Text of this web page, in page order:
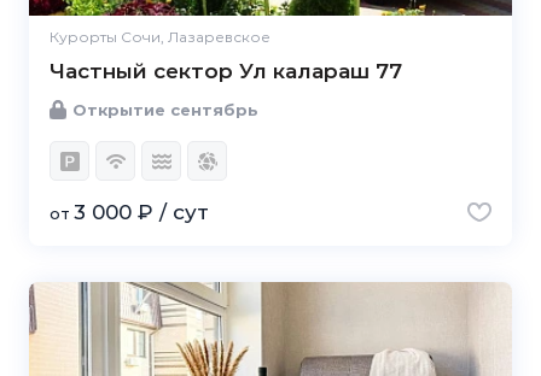
Курорты Сочи, Лазаревское
Частный сектор Ул калараш 77
Открытие сентябрь
от 3 000 ₽ / сут